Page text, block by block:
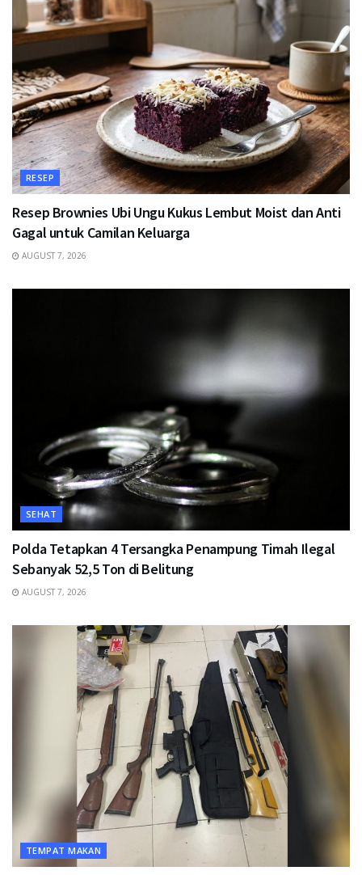
RESEP
Resep Brownies Ubi Ungu Kukus Lembut Moist dan Anti
Gagal untuk Camilan Keluarga
AUGUST 7, 2026
SEHAT
Polda Tetapkan 4 Tersangka Penampung Timah Ilegal
Sebanyak 52,5 Ton di Belitung
AUGUST 7, 2026
TEMPAT MAKAN